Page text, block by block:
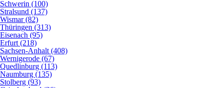
Schwerin (100)
Stralsund (137)
Wismar (82)
Thüringen (313)
Eisenach (95)
Erfurt (218)
Sachsen-Anhalt (408)
Wernigerode (67)
Quedlinburg (113)
Naumburg (135)
Stolberg (93)